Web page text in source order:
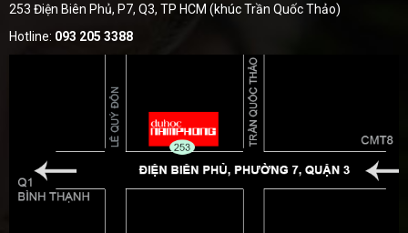
253 Điện Biên Phủ, P7, Q3, TP HCM (khúc Trần Quốc Thảo)
Hotline: 093 205 3388